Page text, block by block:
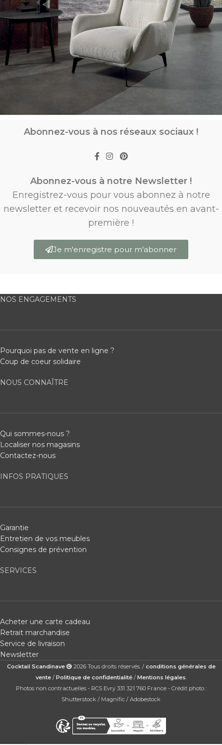
Abonnez-vous à nos réseaux sociaux !
Abonnez-vous à notre Newsletter !
Enregistrez-vous pour vous abonnez à notre
newsletter et recevoir nos nouveautés en avant-
première !
Je m'enregistre pour m'abonner
NOS ENGAGEMENTS
Pourquoi pas de vente en ligne ?
Coup de coeur solidaire
NOUS CONNAÎTRE
Qui sommes-nous ?
Localiser nos magasins
Contactez-nous
INFOS PRATIQUES
Garantie
Entretien de vos meubles
Consignes de prévention
SERVICES
Acheter une carte cadeau
Retrait marchandise
Service de livraison
Newsletter
Cocktail Scandinave 2026 Tous droits réservés. / conditions générales de
vente/ Politique de confidentialité/ Mentions légales.
Photos non contractuelles - RCS Evry 331 321 760 France - Crédit photo :
Shutterstock / Magnific / Adobestock